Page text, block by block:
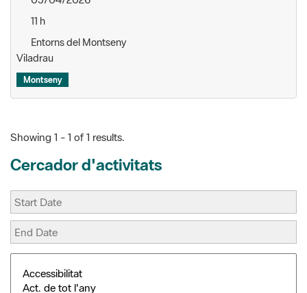
Viladrau
Montseny
Cercador d'activitats